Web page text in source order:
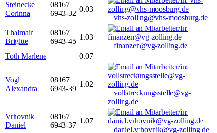
Steinecke
Corinna
08167
6943-32
0.03
vhs-zolling@vhs-moosburg.de
Thalmair
Brigitte
08167
6943-45
1.03
finanzen@vg-zolling.de
Toth Marlene
0.07
Vogl
Alexandra
08167
6943-39
1.02
vollstreckungsstelle@vg-
zolling.de
Vrhovnik
Daniel
08167
6943-37
1.07
daniel.vrhovnik@vg-zolling.de